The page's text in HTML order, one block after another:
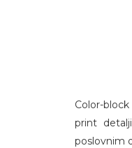
Color-
print
poslovnim